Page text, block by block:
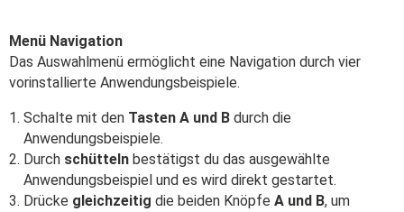
Menü Navigation
Das Auswahlmenü ermöglicht eine Navigation durch vier
vorinstallierte Anwendungsbeispiele.
Schalte mit den Tasten A und B durch die
Anwendungsbeispiele.
Durch schütteln bestätigst du das ausgewählte
Anwendungsbeispiel und es wird direkt gestartet.
Drücke gleichzeitig die beiden Knöpfe A und B, um